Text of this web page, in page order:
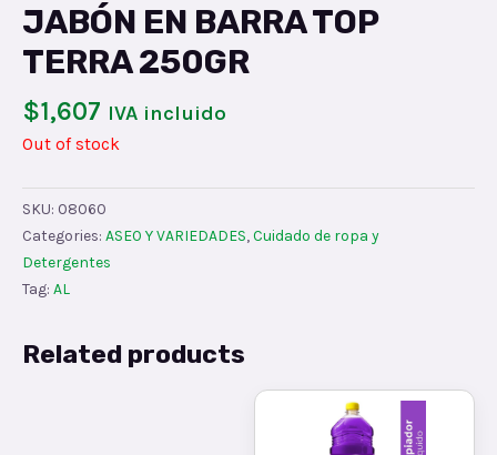
JABÓN EN BARRA TOP
TERRA 250GR
$1,607 IVA incluido
Out of stock
SKU: 08060
Categories: ASEO Y VARIEDADES,Cuidado de ropa y
Detergentes
Tag: AL
Related products